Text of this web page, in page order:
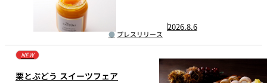
プレスリリース
2026.8.6
NEW
栗とぶどう スイーツフェア